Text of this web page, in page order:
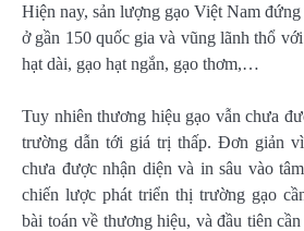
Hiện nay, sản lượng gạo Việt Nam
ở gần 150 quốc gia và vũng lãnh thổ
hạt dài, gạo hạt ngắn, gạo thơm,…
Tuy nhiên thương hiệu gạo vẫn chưa
trường dẫn tới giá trị thấp. Đơn giản
chưa được nhận diện và in sâu vào
chiến lược phát triển thị trường gạo
bài toán về thương hiệu, và đầu tiên